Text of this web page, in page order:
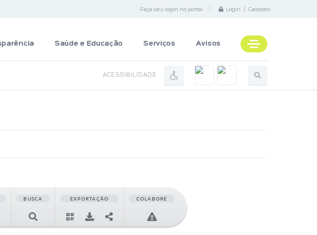
Faça seu login no portal Login / Cadastro
Saúde e Educação Serviços Avisos
ACESSIBILIDADE
BUSCA EXPORTAÇÃO COLABORE